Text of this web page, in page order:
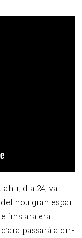
dia 24, va
nou gran espai
fins ara era
passarà a dir-